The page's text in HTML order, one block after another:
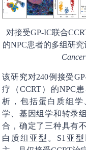
对接受GP-IC联合
的NPC患者的多组研
Cancer
该研究对240例接受
疗（CCRT）的NPC
析，包括蛋白质组学
学、基因组学和转录
合，确定了三种具有
白质组亚型。S1亚